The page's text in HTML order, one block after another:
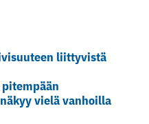
liittyvistä
vielä vanhoilla